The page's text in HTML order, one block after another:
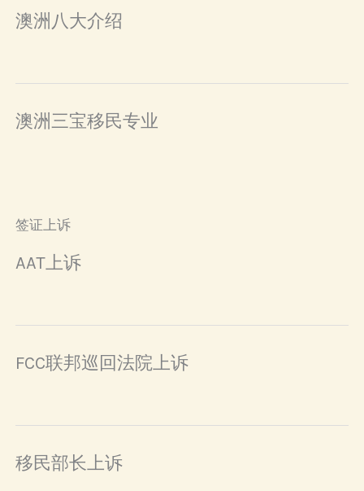
澳洲八大介绍
澳洲三宝移民专业
签证上诉
AAT上诉
FCC联邦巡回法院上诉
移民部长上诉